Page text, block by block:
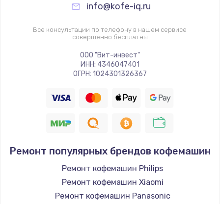
info@kofe-iq.ru
Все консультации по телефону в нашем сервисе
совершенно бесплатны
ООО "Вит-инвест"
ИНН: 4346047401
ОГРН: 1024301326367
Ремонт популярных брендов кофемашин
Ремонт кофемашин Philips
Ремонт кофемашин Xiaomi
Ремонт кофемашин Panasonic